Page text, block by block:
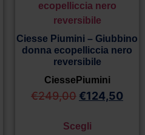
Ciesse Piumini – Giubbino
donna ecopelliccia nero
reversibile
CiessePiumini
€249,00 €124,50
Scegli